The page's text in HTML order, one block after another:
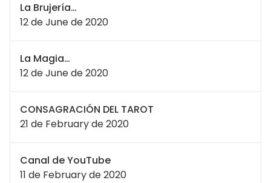
La Brujería…
12 de June de 2020
La Magia…
12 de June de 2020
CONSAGRACIÓN DEL TAROT
21 de February de 2020
Canal de YouTube
11 de February de 2020